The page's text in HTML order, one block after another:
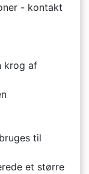
- kontakt
krog af
til
et større